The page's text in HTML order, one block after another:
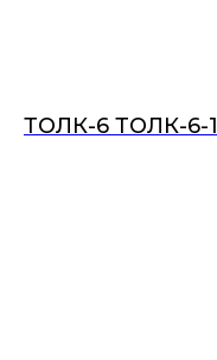
ТОЛК-6 ТОЛК-6-1